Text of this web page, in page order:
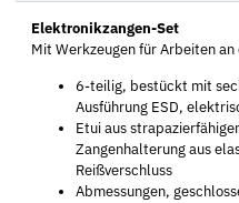
Elektronikzangen-Set
Mit Werkzeugen für Arbeiten
6-teilig, bestückt mit
Ausführung ESD,
Etui aus
Zangenhalterung aus
Reißverschluss
Abmessungen,